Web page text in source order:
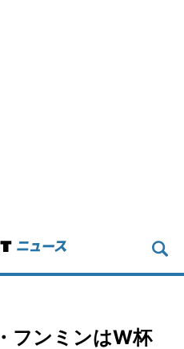
フンミンはW杯